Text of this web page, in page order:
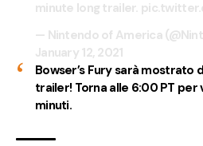
minute long trailer.
— Nintendo of America
January 12, 2021
Bowser’s Fury sarà mostrato
trailer! Torna alle 6:00 PT per
minuti.